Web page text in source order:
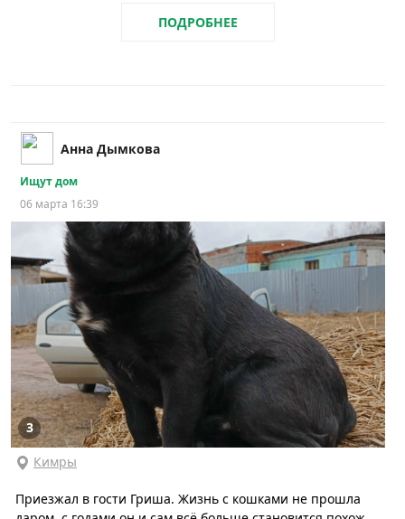
ПОДРОБНЕЕ
Анна Дымкова
Ищут дом
06 марта 16:39
3
Кимры
Приезжал в гости Гриша. Жизнь с кошками не прошла